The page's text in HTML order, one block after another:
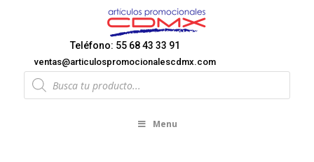
Teléfono: 55 68 43 33 91
ventas@articulospromocionalescdmx.com
Products
search
Menu